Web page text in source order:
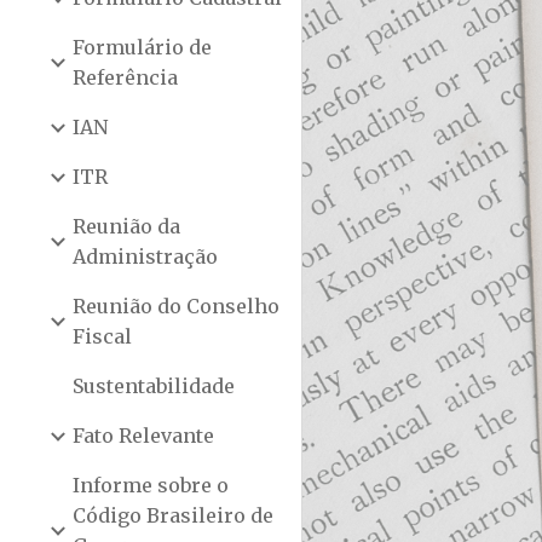
Formulário de
Referência
IAN
ITR
Reunião da
Administração
Reunião do Conselho
Fiscal
Sustentabilidade
Fato Relevante
Informe sobre o
Código Brasileiro de